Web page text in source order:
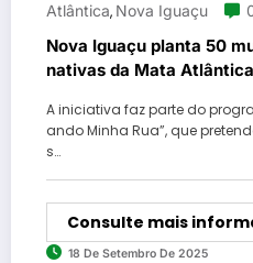
Atlântica, Nova Iguaçu
Nova Iguaçu planta 50
nativas da Mata
A iniciativa faz parte do
ando Minha Rua”, que
s…
Consulte mais
18 De Setembro De 2025